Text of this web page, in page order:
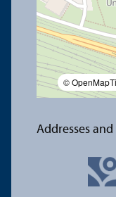
©
Addresses